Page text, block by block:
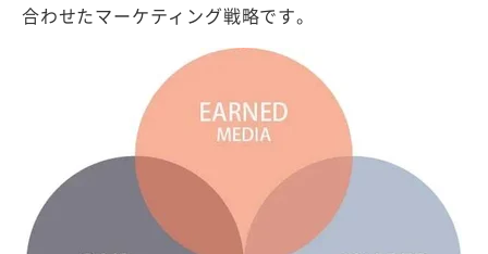
合わせたマーケティング戦略です。